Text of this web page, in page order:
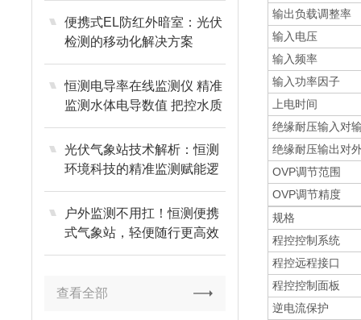
便携式EL防红外暗室：光伏
检测的移动化解决方案
恒测电导率在线监测仪 精准
监测水体电导数值 把控水质
含盐量状态
光伏气象站技术解析：恒测
环境科技的精准监测赋能逻
辑
户外监测不用扛！恒测便携
式气象站，轻便随行更高效
查看全部
输出负载调整率
输入电压
输入频率
输入功率因子
上电时间
绝缘耐压输入对
绝缘耐压输出对
OVP调节范围
OVP调节精度
规格
程控控制系统
程控远程接口
程控控制面板
逆电流保护